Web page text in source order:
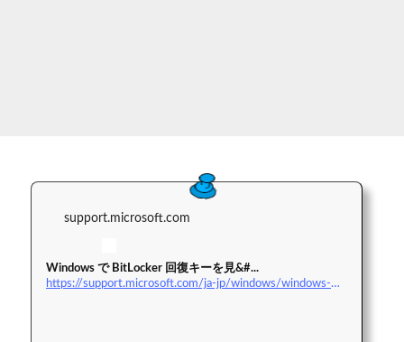
support.microsoft.com
Windows で BitLocker 回復キーを見&#...
https://support.microsoft.com/ja-jp/windows/windows-で-bitlocker-回復キーを見つける-6b71ad27-0b89-ea08-f143-056f5ab347d6